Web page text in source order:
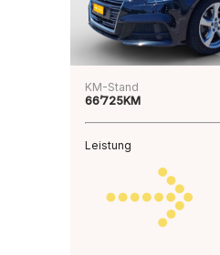
KM-Stand
66’725KM
Leistung